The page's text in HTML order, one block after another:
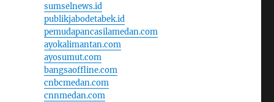
sumselnews.id
publikjabodetabek.id
pemudapancasilamedan.com
ayokalimantan.com
ayosumut.com
bangsaoffline.com
cnbcmedan.com
cnnmedan.com